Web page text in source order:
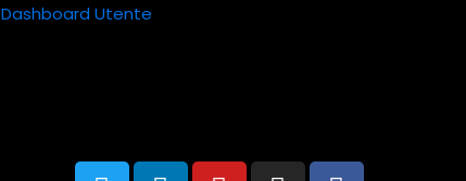
Dashboard Utente